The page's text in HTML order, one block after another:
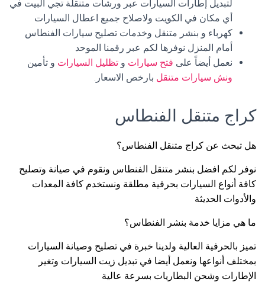
لتبديل إطارات السيارات عبر ورشات متنقلة تجي البيت في
أي مكان في الكويت ولاصلاح جميع اعطال السيارات
كهرباء و بنشر متنقل وخدمات تصليح سيارات الفنطاس
أمام المنزل نوفرها لكم عبر رقمنا الموحد
نعمل أيضاً على فتح سيارات و تظليل السيارات و تأمين
ونش سيارات متنقل بارخص الاسعار.
كراج متنقل الفنطاس
هل تبحث عن كراج متنقل الفنطاس؟
نوفر لكم افضل بنشر متنقل الفنطاس ونقوم في صيانة وتصليح
كافة أنواع السيارات بحرفية مطلقة ونستخدم كافة المعدات
والأدوات الحديثة
ما هي مزايا خدمة بنشر الفنطاس؟
تميز بالحرفية العالية ولدينا خبرة في تصليح وصيانة السيارات
بمختلف أنواعها ونعمل أيضا في تبديل زيت السيارات وتغير
الإطارات وشحن البطاريات بسرعة عالية